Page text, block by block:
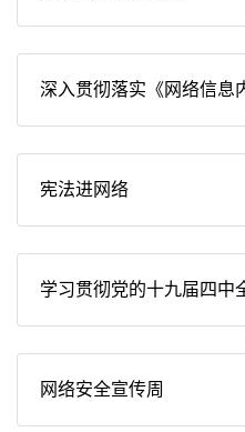
深入贯彻落实《网络信息
宪法进网络
学习贯彻党的十九届四中
网络安全宣传周